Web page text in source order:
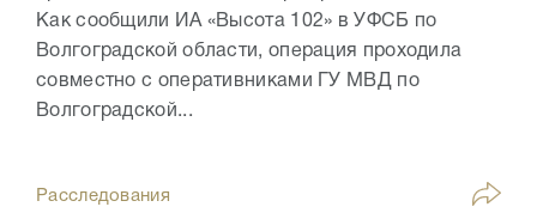
Как сообщили ИА «Высота 102» в УФСБ по
Волгоградской области, операция проходила
совместно с оперативниками ГУ МВД по
Волгоградской...
Расследования